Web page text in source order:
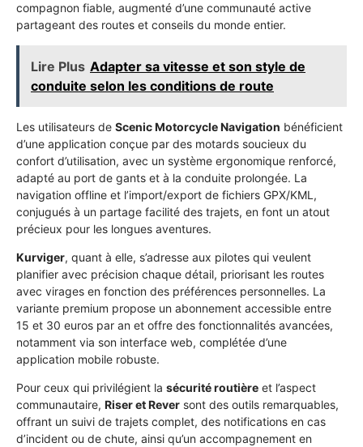
compagnon fiable, augmenté d’une communauté active
partageant des routes et conseils du monde entier.
Lire Plus Adapter sa vitesse et son style de
conduite selon les conditions de route
Les utilisateurs de Scenic Motorcycle Navigation bénéficient
d’une application conçue par des motards soucieux du
confort d’utilisation, avec un système ergonomique renforcé,
adapté au port de gants et à la conduite prolongée. La
navigation offline et l’import/export de fichiers GPX/KML,
conjugués à un partage facilité des trajets, en font un atout
précieux pour les longues aventures.
Kurviger, quant à elle, s’adresse aux pilotes qui veulent
planifier avec précision chaque détail, priorisant les routes
avec virages en fonction des préférences personnelles. La
variante premium propose un abonnement accessible entre
15 et 30 euros par an et offre des fonctionnalités avancées,
notamment via son interface web, complétée d’une
application mobile robuste.
Pour ceux qui privilégient la sécurité routière et l’aspect
communautaire, Riser et Rever sont des outils remarquables,
offrant un suivi de trajets complet, des notifications en cas
d’incident ou de chute, ainsi qu’un accompagnement en